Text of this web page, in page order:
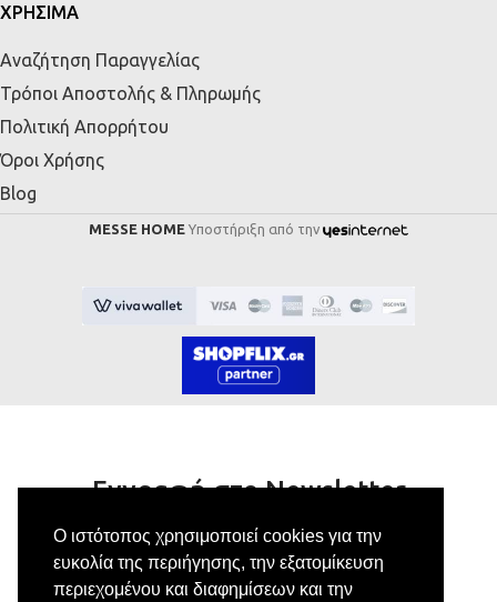
Ο ιστότοπος χρησιμοποιεί cookies για την
ευκολία της περιήγησης, την εξατομίκευση
περιεχομένου και διαφημίσεων και την
ΧΡΗΣΙΜΑ
Αναζήτηση Παραγγελίας
Τρόποι Αποστολής & Πληρωμής
Πολιτική Απορρήτου
Όροι Χρήσης
Blog
MESSE HOME Υποστήριξη από την
Εγγραφή στο Newsletter
Κάνε εγγραφή στο newsletter μας για να
λαμβάνεις αποκλειστικές προσφορές.